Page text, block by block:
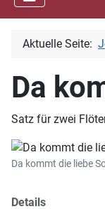
Aktuelle Seite:
Da
Satz für zwei
Da kommt die liebe
Details